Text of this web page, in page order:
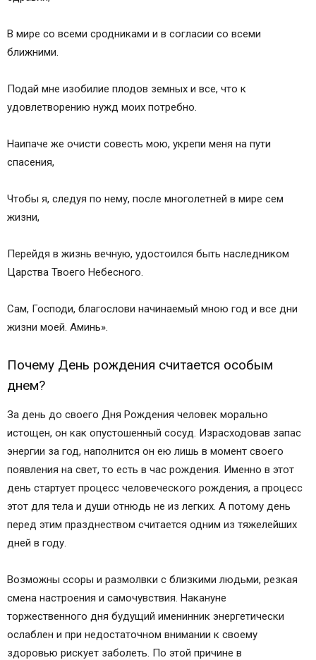
В мире со всеми сродниками и в согласии со всеми
ближними.
Подай мне изобилие плодов земных и все, что к
удовлетворению нужд моих потребно.
Наипаче же очисти совесть мою, укрепи меня на пути
спасения,
Чтобы я, следуя по нему, после многолетней в мире сем
жизни,
Перейдя в жизнь вечную, удостоился быть наследником
Царства Твоего Небесного.
Сам, Господи, благослови начинаемый мною год и все дни
жизни моей. Аминь».
Почему День рождения считается особым
днем?
За день до своего Дня Рождения человек морально
истощен, он как опустошенный сосуд. Израсходовав запас
энергии за год, наполнится он ею лишь в момент своего
появления на свет, то есть в час рождения. Именно в этот
день стартует процесс человеческого рождения, а процесс
этот для тела и души отнюдь не из легких. А потому день
перед этим празднеством считается одним из тяжелейших
дней в году.
Возможны ссоры и размолвки с близкими людьми, резкая
смена настроения и самочувствия. Накануне
торжественного дня будущий именинник энергетически
ослаблен и при недостаточном внимании к своему
здоровью рискует заболеть. По этой причине в